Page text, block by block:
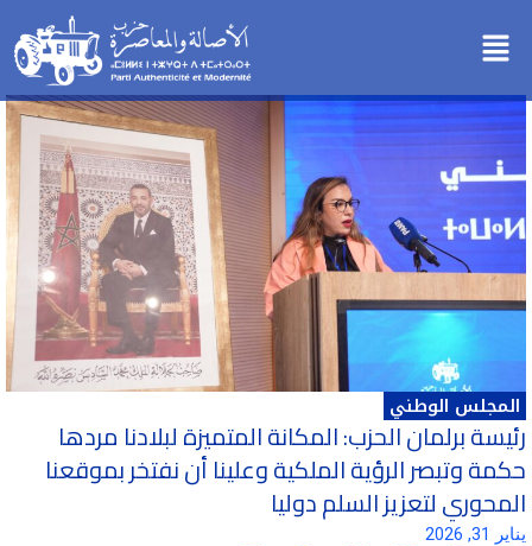
إلىMenu
المجلس الوطني
رئيسة برلمان الحزب: المكانة المتميزة لبلادنا مردها
حكمة وتبصر الرؤية الملكية وعلينا أن نفتخر بموقعنا
المحوري لتعزيز السلم دوليا
يناير 31, 2026